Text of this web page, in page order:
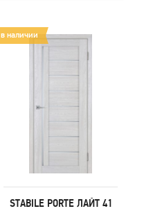
в наличии
STABILE PORTE ЛАЙТ 41